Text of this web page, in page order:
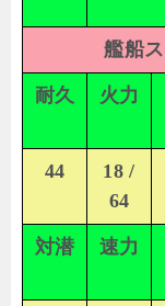
艦船
耐久 火力
44
18 /
64
対潜 速力